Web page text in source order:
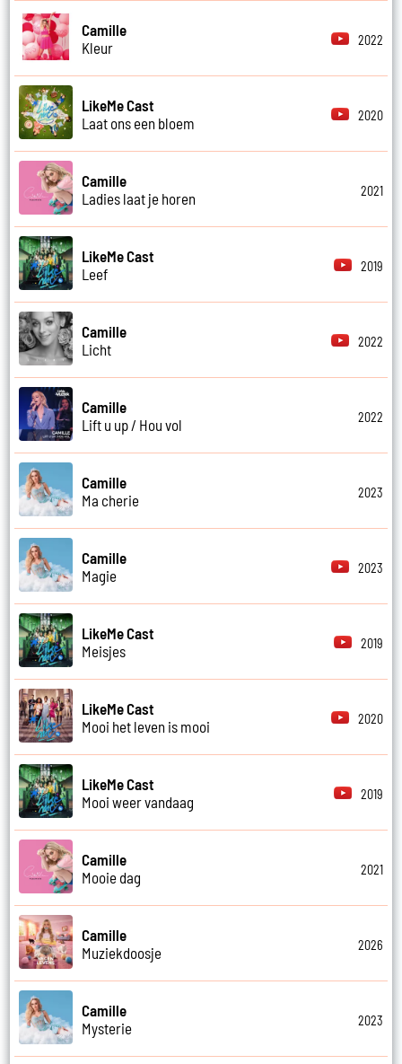
Camille
Kleur
2022
LikeMe Cast
Laat ons een bloem
2020
Camille
Ladies laat je horen
2021
LikeMe Cast
Leef
2019
Camille
Licht
2022
Camille
Lift u up / Hou vol
2022
Camille
Ma cherie
2023
Camille
Magie
2023
LikeMe Cast
Meisjes
2019
LikeMe Cast
Mooi het leven is mooi
2020
LikeMe Cast
Mooi weer vandaag
2019
Camille
Mooie dag
2021
Camille
Muziekdoosje
2026
Camille
Mysterie
2023